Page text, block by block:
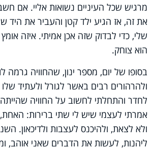
מרגיש שכל העיניים נשואות אליי. אם
את זה, אז הגיע ילד קטן והעביר את היד
שלי, כדי לבדוק שזה אכן אמיתי. איזה אומץ
הוא צוחק.
בסופו של יום, מספר ינון, שהחוויה גרמה
ולהרהורים רבים באשר לגורל ולעתיד
לחדר והתחלתי לחשוב על החוויה שהייתה
אמרתי לעצמי שיש לי שתי ברירות:
ולא לצאת, ולהיכנס לעצבות ולדיכאון.
ליהנות, לעשות את הדברים שאני אוהב,